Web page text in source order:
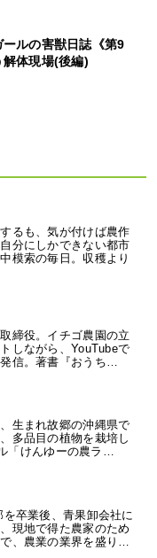
ールの害獣日誌《第9
体現場(後編)
るも、気が付けば農作
分にしかできない都市
模索の毎日。収穫より
締役。イチゴ農園の立
しながら、YouTubeで
信。著書『おうち…
生まれ故郷の沖縄県で
多品目の植物を栽培し
「けんゆーの農ラ…
卒業後、青果卸会社に
現地で得た農家のため
、農業の業界を盛り…